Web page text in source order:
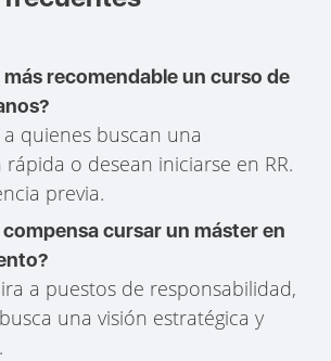
más recomendable un curso de
quienes buscan una
rápida o desean iniciarse en RR.
previa.
compensa cursar un máster en
a puestos de responsabilidad,
una visión estratégica y